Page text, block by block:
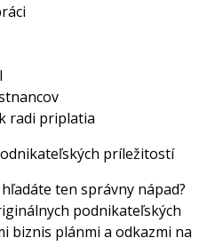
radi priplatia
príležitostí
ten správny nápad?
podnikateľských
biznis plánmi a odkazmi na